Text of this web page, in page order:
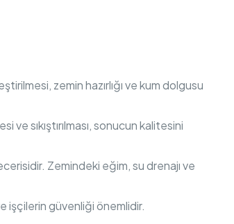
zemin hazırlığı ve kum dolgusu
sıkıştırılması, sonucun kalitesini
Zemindeki eğim, su drenajı ve
işçilerin güvenliği önemlidir.